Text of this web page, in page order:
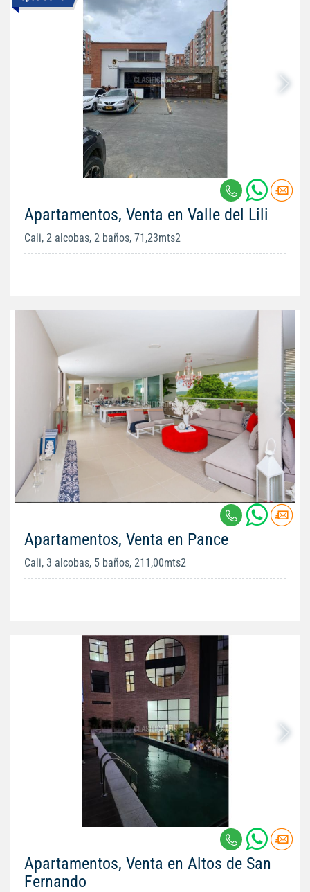
Apartamentos, Venta en Valle del Lili
Cali, 2 alcobas, 2 baños, 71,23mts2
Apartamentos, Venta en Pance
Cali, 3 alcobas, 5 baños, 211,00mts2
Apartamentos, Venta en Altos de San
Fernando